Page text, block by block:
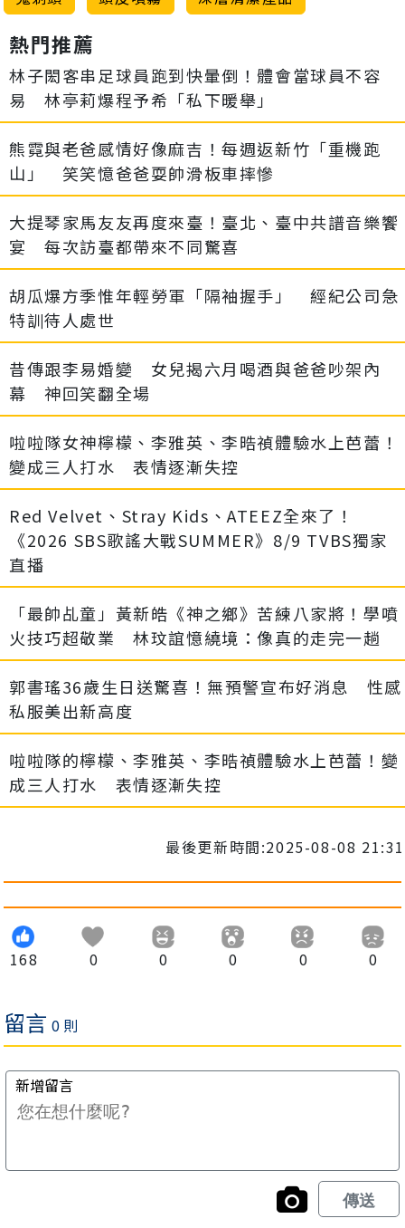
熱門推薦
林子閎客串足球員跑到快暈倒！體會當球員不容
易 林亭莉爆程予希「私下暖舉」
熊霓與老爸感情好像麻吉！每週返新竹「重機跑
山」 笑笑憶爸爸耍帥滑板車摔慘
大提琴家馬友友再度來臺！臺北、臺中共譜音樂饗
宴 每次訪臺都帶來不同驚喜
胡瓜爆方季惟年輕勞軍「隔袖握手」 經紀公司急
特訓待人處世
昔傳跟李易婚變 女兒揭六月喝酒與爸爸吵架內
幕 神回笑翻全場
啦啦隊女神檸檬、李雅英、李晧禎體驗水上芭蕾！
變成三人打水 表情逐漸失控
Red Velvet、Stray Kids、ATEEZ全來了！
《2026 SBS歌謠大戰SUMMER》8/9 TVBS獨家
直播
「最帥乩童」黃新皓《神之鄉》苦練八家將！學噴
火技巧超敬業 林玟誼憶繞境：像真的走完一趟
郭書瑤36歲生日送驚喜！無預警宣布好消息 性感
私服美出新高度
啦啦隊的檸檬、李雅英、李晧禎體驗水上芭蕾！變
成三人打水 表情逐漸失控
最後更新時間:2025-08-08 21:31
168 0 0 0 0 0